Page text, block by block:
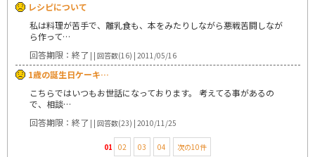
レシピについて
私は料理が苦手で、離乳食も、本をみたりしながら悪戦苦闘しなが
ら作って…
回答期限：終了 | | 回答数(16) | 2011/05/16
1歳の誕生日ケーキ…
こちらではいつもお世話になっております。 考えてる事があるの
で、相談…
回答期限：終了 | | 回答数(23) | 2010/11/25
01 02 03 04 次の10件